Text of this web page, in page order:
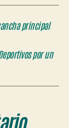
principal
por un